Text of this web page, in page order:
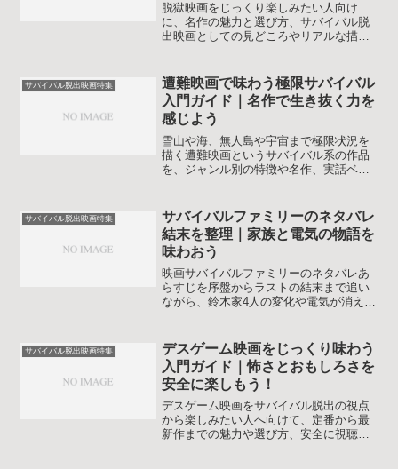
脱獄映画をじっくり楽しみたい人向け
に、名作の魅力と選び方、サバイバル脱
出映画としての見どころやリアルな描写
に残るポイントが整理できます。サバイ
バル感の高い新旧の脱出劇もあわせて紹
介します。
サバイバル脱出映画特集
遭難映画で味わう極限サバイバル
入門ガイド｜名作で生き抜く力を
感じよう
雪山や海、無人島や宇宙まで極限状況を
描く遭難映画というサバイバル系の作品
を、ジャンル別の特徴や名作、実話ベー
人に向けて、選び方と見方のコツを解説
します。
サバイバル脱出映画特集
サバイバルファミリーのネタバレ
結末を整理｜家族と電気の物語を
味わおう
映画サバイバルファミリーのネタバレあ
らすじを序盤からラストの結末まで追い
ながら、鈴木家4人の変化や電気が消えた
人向けの丁寧な解説です。
サバイバル脱出映画特集
デスゲーム映画をじっくり味わう
入門ガイド｜怖さとおもしろさを
安全に楽しもう！
デスゲーム映画をサバイバル脱出の視点
から楽しみたい人へ向けて、定番から最
新作までの魅力や選び方、安全に視聴す